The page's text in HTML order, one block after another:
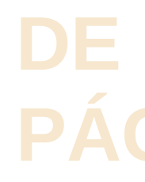
DE